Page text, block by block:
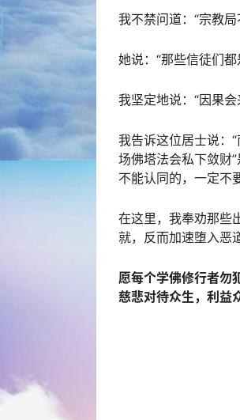
我不禁问道：“宗教局
她说：“那些信徒们
我坚定地说：“因果会
我告诉这位居士说：
场佛塔法会私下敛财
不能认同的，一定不
在这里，我奉劝那些
就，反而加速堕入恶
愿每个学佛修行者勿
慈悲对待众生，利益